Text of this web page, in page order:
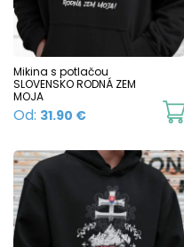
Mikina s potlačou
SLOVENSKO RODNÁ ZEM
MOJA
Od: 31.90 €